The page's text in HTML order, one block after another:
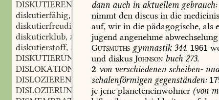
DISKUTIEREN-
diskutierfähig,
diskutierfreudigkeit
,f.
diskutierklub, m.
diskutierstoff, m.
DISKUTIERUNG
DISLOKATION
DISLOZIEREN
DISLOZIERUNG
dann auch in aktuellem gebrauch:
nimmt den discus in die
auf, wir in die pädagogische, als
jugend angenehme abwechselung
Gutsmuths gymnastik344. 1961
und diskus Johnson buch 273.
2 von verschiedenen scheiben-
schalenförmigen gegenständen:
je jene planeteneinwohner (von